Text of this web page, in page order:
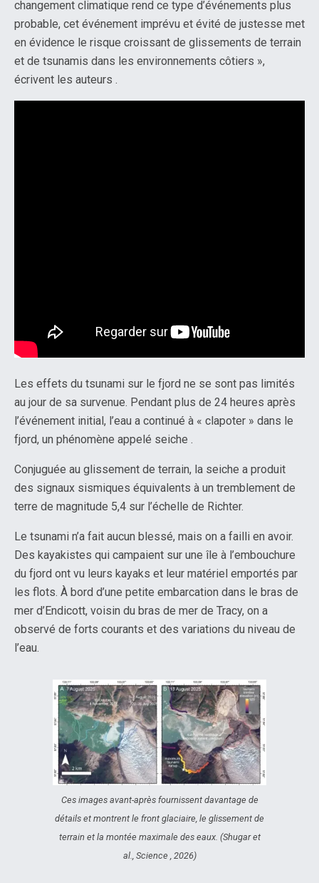
changement climatique rend ce type d’événements plus
probable, cet événement imprévu et évité de justesse met
en évidence le risque croissant de glissements de terrain
et de tsunamis dans les environnements côtiers »,
écrivent les auteurs .
Les effets du tsunami sur le fjord ne se sont pas limités
au jour de sa survenue. Pendant plus de 24 heures après
l’événement initial, l’eau a continué à « clapoter » dans le
fjord, un phénomène appelé seiche .
Conjuguée au glissement de terrain, la seiche a produit
des signaux sismiques équivalents à un tremblement de
terre de magnitude 5,4 sur l’échelle de Richter.
Le tsunami n’a fait aucun blessé, mais on a failli en avoir.
Des kayakistes qui campaient sur une île à l’embouchure
du fjord ont vu leurs kayaks et leur matériel emportés par
les flots. À bord d’une petite embarcation dans le bras de
mer d’Endicott, voisin du bras de mer de Tracy, on a
observé de forts courants et des variations du niveau de
l’eau.
Ces images avant-après fournissent davantage de
détails et montrent le front glaciaire, le glissement de
terrain et la montée maximale des eaux. (Shugar et
al., Science , 2026)